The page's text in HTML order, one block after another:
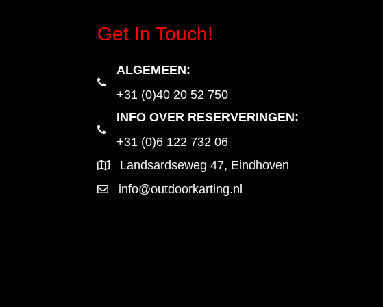
Get In Touch!
ALGEMEEN:
+31 (0)40 20 52 750
INFO OVER RESERVERINGEN:
+31 (0)6 122 732 06
Landsardseweg 47, Eindhoven
info@outdoorkarting.nl